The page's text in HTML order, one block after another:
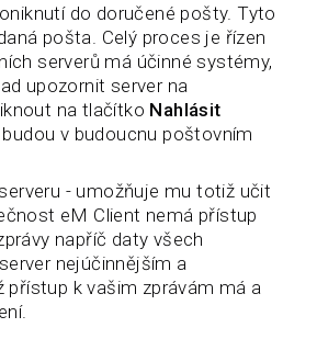
do doručené pošty. Tyto
pošta. Celý proces je řízen
serverů má účinné systémy,
upozornit server na
na tlačítko Nahlásit
v budoucnu poštovním
- umožňuje mu totiž učit
eM Client nemá přístup
napříč daty všech
nejúčinnějším a
k vašim zprávám má a